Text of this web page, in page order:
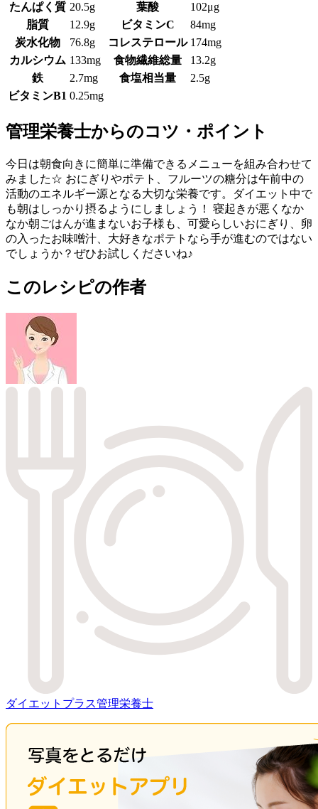
たんぱく質 20.5g 葉酸
102μg
脂質
12.9g ビタミンC
84mg
炭水化物
76.8g コレステロール 174mg
カルシウム 133mg 食物繊維総量
13.2g
鉄
2.7mg 食塩相当量
2.5g
ビタミンB1 0.25mg
管理栄養士からのコツ・ポイント
今日は朝食向きに簡単に準備できるメニューを組み合わせて
みました☆ おにぎりやポテト、フルーツの糖分は午前中の
活動のエネルギー源となる大切な栄養です。ダイエット中で
も朝はしっかり摂るようにしましょう！ 寝起きが悪くなか
なか朝ごはんが進まないお子様も、可愛らしいおにぎり、卵
の入ったお味噌汁、大好きなポテトなら手が進むのではない
でしょうか？ぜひお試しくださいね♪
このレシピの作者
ダイエットプラス管理栄養士